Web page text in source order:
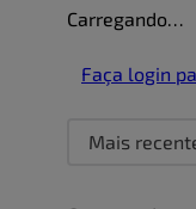
Carregando…
Faça login
Mais